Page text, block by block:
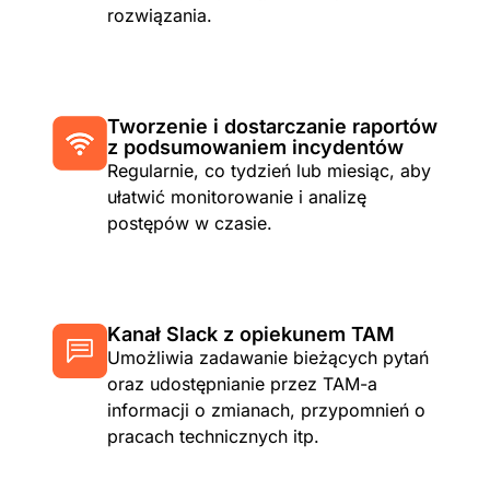
rozwiązania.
Tworzenie i dostarczanie raportów
z podsumowaniem incydentów
Regularnie, co tydzień lub miesiąc, aby
ułatwić monitorowanie i analizę
postępów w czasie.
Kanał Slack z opiekunem TAM
Umożliwia zadawanie bieżących pytań
oraz udostępnianie przez TAM-a
informacji o zmianach, przypomnień o
pracach technicznych itp.